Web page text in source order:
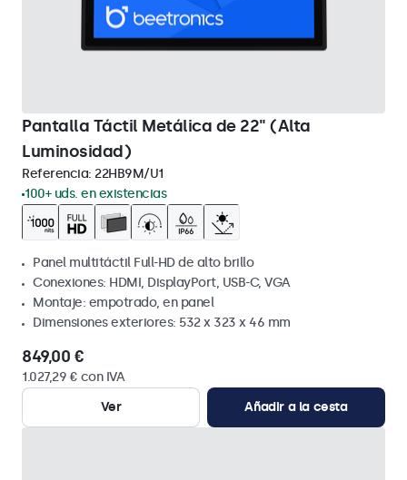
Pantalla Táctil Metálica de 22" (Alta
Luminosidad)
Referencia: 22HB9M/U1
100+ uds. en existencias
Panel multitáctil Full-HD de alto brillo
Conexiones: HDMI, DisplayPort, USB-C, VGA
Montaje: empotrado, en panel
Dimensiones exteriores: 532 x 323 x 46 mm
849,00 €
1.027,29 € con IVA
Ver
Añadir a la cesta